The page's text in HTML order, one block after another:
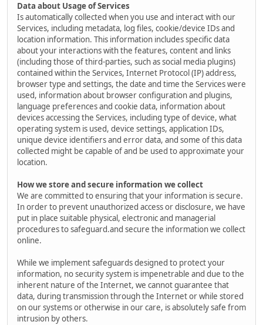
Data about Usage of Services
Is automatically collected when you use and interact with our
Services, including metadata, log files, cookie/device IDs and
location information. This information includes specific data
about your interactions with the features, content and links
(including those of third-parties, such as social media plugins)
contained within the Services, Internet Protocol (IP) address,
browser type and settings, the date and time the Services were
used, information about browser configuration and plugins,
language preferences and cookie data, information about
devices accessing the Services, including type of device, what
operating system is used, device settings, application IDs,
unique device identifiers and error data, and some of this data
collected might be capable of and be used to approximate your
location.
How we store and secure information we collect
We are committed to ensuring that your information is secure.
In order to prevent unauthorized access or disclosure, we have
put in place suitable physical, electronic and managerial
procedures to safeguard.and secure the information we collect
online.
While we implement safeguards designed to protect your
information, no security system is impenetrable and due to the
inherent nature of the Internet, we cannot guarantee that
data, during transmission through the Internet or while stored
on our systems or otherwise in our care, is absolutely safe from
intrusion by others.